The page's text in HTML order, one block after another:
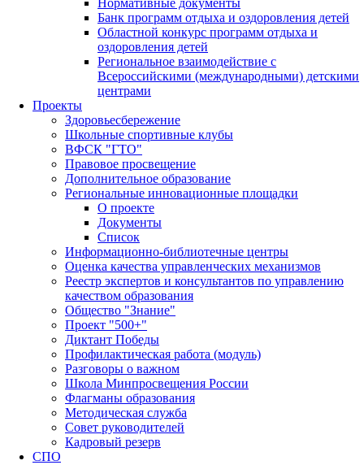
Банк программ отдыха и оздоровления детей
Областной конкурс программ отдыха и
оздоровления детей
Региональное взаимодействие с
Всероссийскими (международными) детскими
центрами
Проекты
Здоровьесбережение
Школьные спортивные клубы
ВФСК "ГТО"
Правовое просвещение
Дополнительное образование
Региональные инновационные площадки
О проекте
Документы
Список
Информационно-библиотечные центры
Оценка качества управленческих механизмов
Реестр экспертов и консультантов по управлению
качеством образования
Общество "Знание"
Проект "500+"
Диктант Победы
Профилактическая работа (модуль)
Разговоры о важном
Школа Минпросвещения России
Флагманы образования
Методическая служба
Совет руководителей
Кадровый резерв
СПО